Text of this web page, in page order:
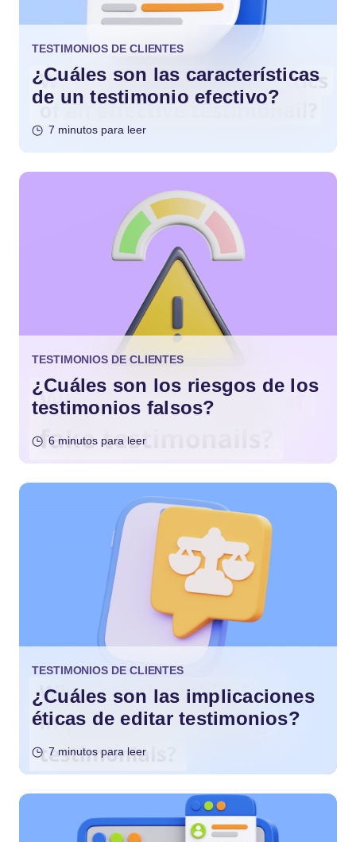
TESTIMONIOS DE CLIENTES
¿Cuáles son las características
de un testimonio efectivo?
7 minutos para leer
TESTIMONIOS DE CLIENTES
¿Cuáles son los riesgos de los
testimonios falsos?
6 minutos para leer
TESTIMONIOS DE CLIENTES
¿Cuáles son las implicaciones
éticas de editar testimonios?
7 minutos para leer